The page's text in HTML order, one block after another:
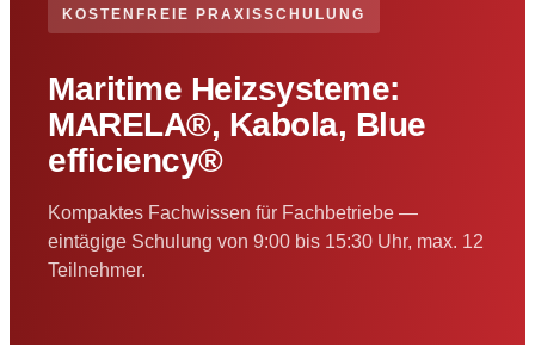
KOSTENFREIE PRAXISSCHULUNG
Maritime Heizsysteme:
MARELA®, Kabola, Blue
efficiency®
Kompaktes Fachwissen für Fachbetriebe —
eintägige Schulung von 9:00 bis 15:30 Uhr, max. 12
Teilnehmer.